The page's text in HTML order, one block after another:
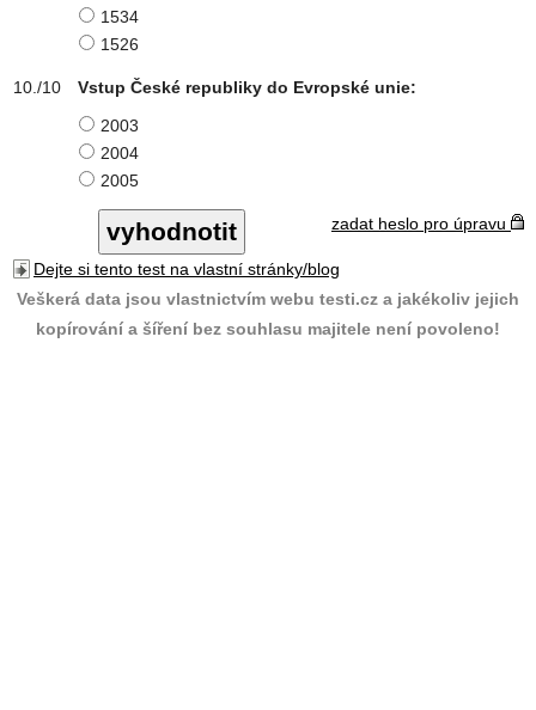
1534
1526
Vstup České republiky do Evropské unie:
2003
2004
2005
zadat heslo pro úpravu
Dejte si tento test na vlastní stránky/blog
Veškerá data jsou vlastnictvím webu testi.cz a jakékoliv jejich
kopírování a šíření bez souhlasu majitele není povoleno!